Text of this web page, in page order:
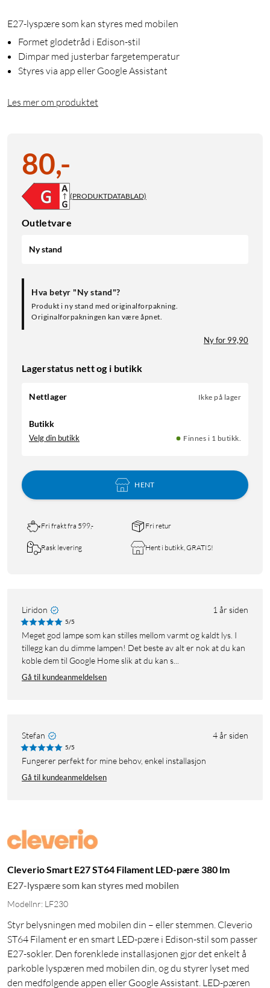
E27-lyspære som kan styres med mobilen
Formet glødetråd i Edison-stil
Dimpar med justerbar fargetemperatur
Styres via app eller Google Assistant
Les mer om produktet
80,-
(PRODUKTDATABLAD)
Outletvare
Ny stand
Hva betyr "Ny stand"?
Produkt i ny stand med originalforpakning.
Originalforpakningen kan være åpnet.
Ny for 99,90
Lagerstatus nett og i butikk
Nettlager Ikke på lager
Butikk
Velg din butikk Finnes i 1 butikk.
HENT
Fri frakt fra 599,- Fri retur
Rask levering Hent i butikk, GRATIS!
Liridon 1 år siden
5/5
Meget god lampe som kan stilles mellom varmt og kaldt lys. I
tillegg kan du dimme lampen! Det beste av alt er nok at du kan
koble dem til Google Home slik at du kan s...
Gå til kundeanmeldelsen
Stefan 4 år siden
5/5
Fungerer perfekt for mine behov, enkel installasjon
Gå til kundeanmeldelsen
Cleverio Smart E27 ST64 Filament LED-pære 380 lm
E27-lyspære som kan styres med mobilen
Modellnr: LF230
Styr belysningen med mobilen din – eller stemmen. Cleverio
ST64 Filament er en smart LED-pære i Edison-stil som passer
E27-sokler. Den forenklede installasjonen gjør det enkelt å
parkoble lyspæren med mobilen din, og du styrer lyset med
den medfølgende appen eller Google Assistant. LED-pæren